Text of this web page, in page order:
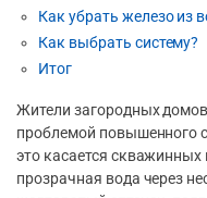
Как убрать железо из
Как выбрать систему?
Итог
Жители загородных
проблемой повышенного
это касается
прозрачная вода через